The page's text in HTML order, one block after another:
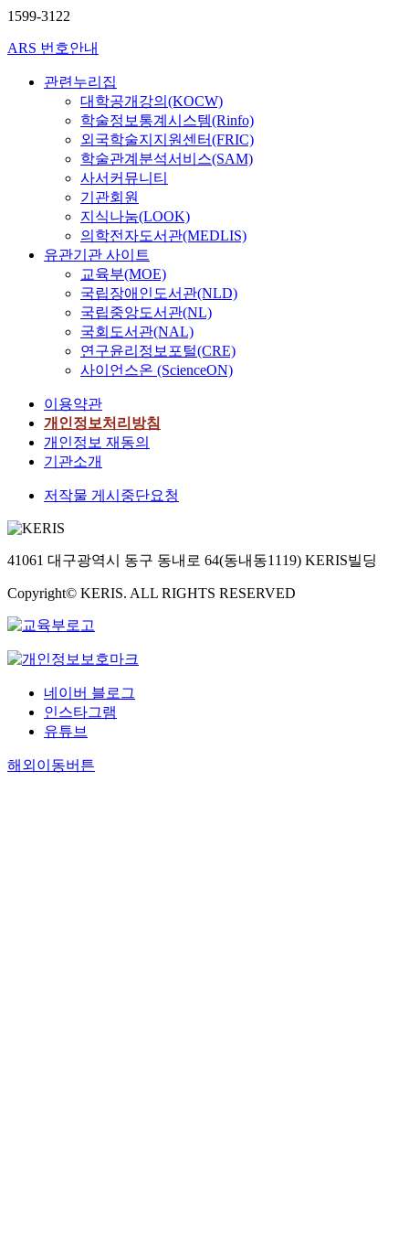
1599-3122
ARS 번호안내
관련누리집
대학공개강의(KOCW)
학술정보통계시스템(Rinfo)
외국학술지지원센터(FRIC)
학술관계분석서비스(SAM)
사서커뮤니티
기관회원
지식나눔(LOOK)
의학전자도서관(MEDLIS)
유관기관 사이트
교육부(MOE)
국립장애인도서관(NLD)
국립중앙도서관(NL)
국회도서관(NAL)
연구윤리정보포털(CRE)
사이언스온 (ScienceON)
이용약관
개인정보처리방침
개인정보 재동의
기관소개
저작물 게시중단요청
41061 대구광역시 동구 동내로 64(동내동1119) KERIS빌딩
Copyright© KERIS. ALL RIGHTS RESERVED
네이버 블로그
인스타그램
유튜브
해외이동버튼